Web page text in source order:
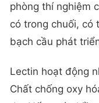
phòng thí nghiệm
có trong chuối, có
bạch cầu phát
Lectin hoạt động
Chất chống oxy